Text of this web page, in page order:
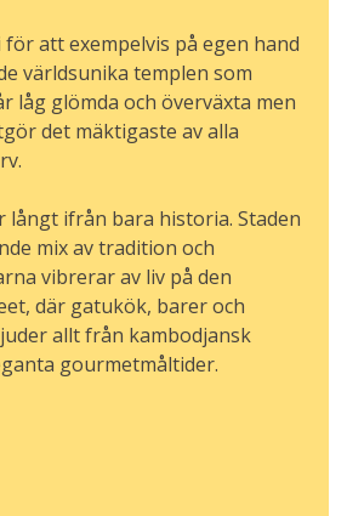
att exempelvis på egen hand
världsunika templen som
låg glömda och överväxta men
det mäktigaste av alla
långt ifrån bara historia. Staden
mix av tradition och
vibrerar av liv på den
där gatukök, barer och
allt från kambodjansk
gourmetmåltider.